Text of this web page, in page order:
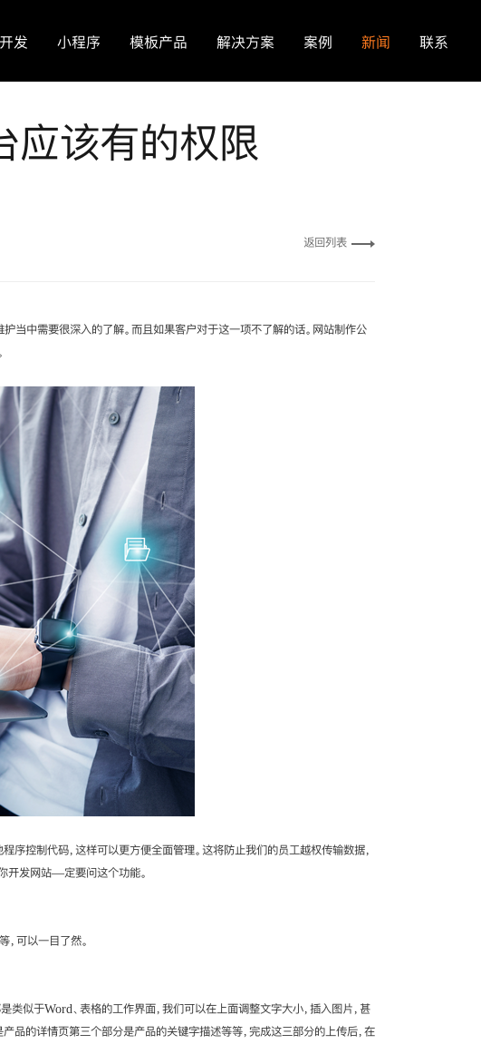
发 小程序 模板产品 解决方案 案例 新闻 联系
应该有的权限
返回列表
当中需要很深入的了解。而且如果客户对于这一项不了解的话。网站制作公
控制代码，这样可以更方便全面管理。这将防止我们的员工越权传输数据，
开发网站—定要问这个功能。
可以一目了然。
似于Word、表格的工作界面，我们可以在上面调整文字大小，插入图片，甚
品的详情页第三个部分是产品的关键字描述等等，完成这三部分的上传后，在